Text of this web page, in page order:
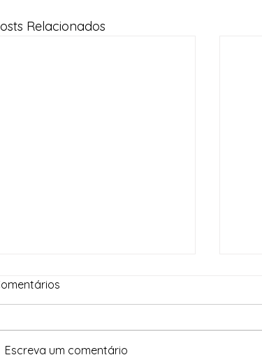
Relacionados
Escreva um comentário